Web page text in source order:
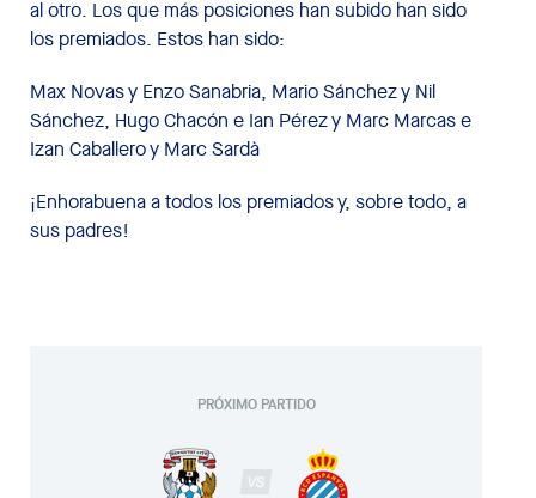
al otro. Los que más posiciones han subido han sido
los premiados. Estos han sido:
Max Novas y Enzo Sanabria, Mario Sánchez y Nil
Sánchez, Hugo Chacón e Ian Pérez y Marc Marcas e
Izan Caballero y Marc Sardà
¡Enhorabuena a todos los premiados y, sobre todo, a
sus padres!
PRÓXIMO PARTIDO
VS